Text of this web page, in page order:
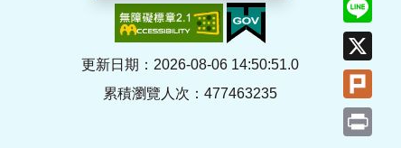
更新日期：2026-08-06 14:50:51.0
累積瀏覽人次：477463235